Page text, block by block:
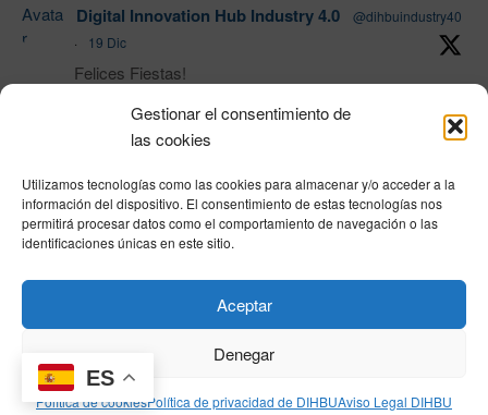
Gestionar el consentimiento de
las cookies
Utilizamos tecnologías como las cookies para almacenar y/o acceder a la
información del dispositivo. El consentimiento de estas tecnologías nos
permitirá procesar datos como el comportamiento de navegación o las
identificaciones únicas en este sitio.
Aceptar
Denegar
Política de cookiesPolítica de privacidad de DIHBUAviso Legal DIHBU
Avata
r
Digital Innovation Hub Industry 4.0
@dihbuindustry40
·
19 Dic
Felices Fiestas!
1 Twitter
Load More
Política de privacidad|Aviso Legal|Política de cookies|DNSH|Trabaja con
ES